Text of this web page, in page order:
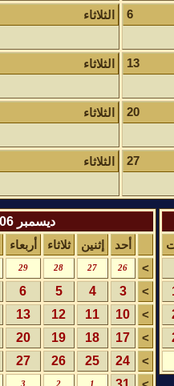
6 الثلاثاء
13 الثلاثاء
20 الثلاثاء
27 الثلاثاء
ديسمبر 2006
أحد إثنين ثلاثاء أربعاء
>
26
27
28
29
>
3
4
5
6
>
10
11
12
13
>
17
18
19
20
>
24
25
26
27
1
2
3